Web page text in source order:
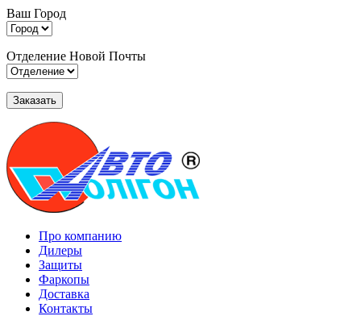
Ваш Город
Отделение Новой Почты
Про компанию
Дилеры
Защиты
Фаркопы
Доставка
Контакты